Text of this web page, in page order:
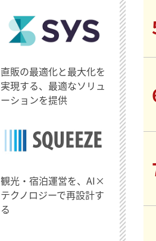
直販の最適化と最大化を
実現する、最適なソリュ
ーションを提供
観光・宿泊運営を、AI×
テクノロジーで再設計す
る